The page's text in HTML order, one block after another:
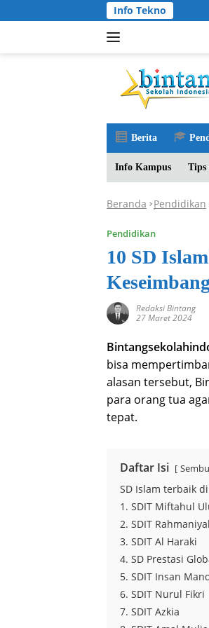
ke
Info Tekno
Berita
Info Kampus Tips
Beranda -Pendidikan
Pendidikan
10 SD
Redaksi Bintang
27 Maret 2024
bisa
alasan tersebut,
para orang tua
tepat.
Daftar Isi
SD Islam terbaik
1. SDIT Miftahul
2. SDIT
3. SDIT Al Haraki
4. SD Prestasi
5. SDIT Insan
6. SDIT Nurul Fikri
7. SDIT Azkia